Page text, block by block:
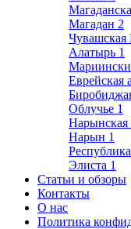
Магадан 2
Чувашская
Алатырь 1
Еврейская
Облучье 1
Нарынская
Нарын 1
Элиста 1
Статьи и обзоры
Контакты
О нас
Политика